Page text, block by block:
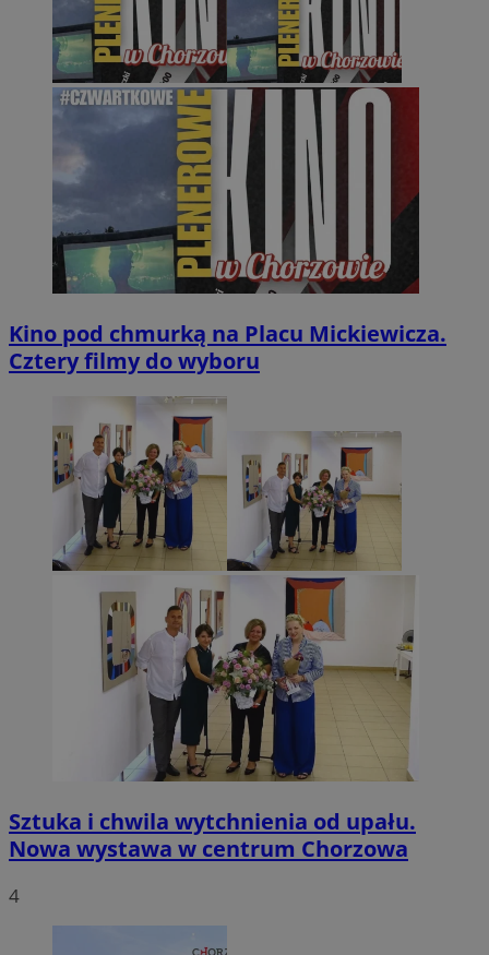
Kino pod chmurką na Placu Mickiewicza.
Cztery filmy do wyboru
Sztuka i chwila wytchnienia od upału.
Nowa wystawa w centrum Chorzowa
4